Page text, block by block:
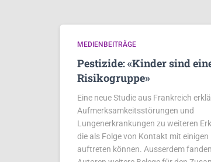
MEDIENBEITRÄGE
Pestizide: «Kinder sind
Risikogruppe»
Eine neue Studie aus Frankreich
Aufmerksamkeitsstörungen und
Lungenerkrankungen zu weiteren
die als Folge von Kontakt mit einigen
auftreten können. Ausserdem